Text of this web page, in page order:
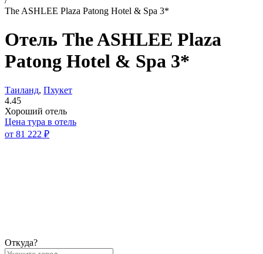
The ASHLEE Plaza Patong Hotel & Spa 3*
Отель The ASHLEE Plaza
Patong Hotel & Spa 3*
Таиланд, Пхукет
4.45
Хороший отель
Цена тура в отель
от 81 222 ₽
Откуда?